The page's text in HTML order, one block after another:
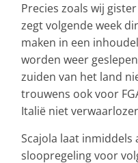
Precies zoals wij
zegt volgende week
maken in een
worden weer
zuiden van het land
trouwens ook voor
Italië niet
Scajola laat inmiddels
sloopregeling voor